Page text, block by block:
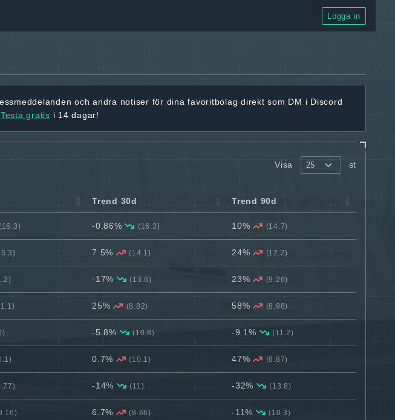
Logga in
och andra notiser för dina favoritbolag direkt som DM i Discord
Testa gratis i 14 dagar!
Visa st
Trend 30d Trend 90d
-0.86% (16.3) 10% (14.7)
7.5% (14.1) 24% (12.2)
-17% (13.6) 23% (9.26)
25% (8.82) 58% (6.98)
-5.8% (10.8) -9.1% (11.2)
0.7% (10.1) 47% (6.87)
-14% (11) -32% (13.8)
6.7% (8.66) -11% (10.3)